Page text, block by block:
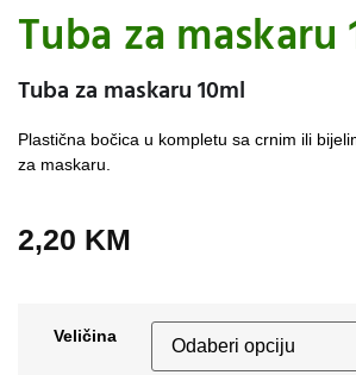
Tuba za maskaru
Tuba za maskaru 10ml
Plastična bočica u kompletu sa crnim ili
za maskaru.
2,20 KM
Veličina